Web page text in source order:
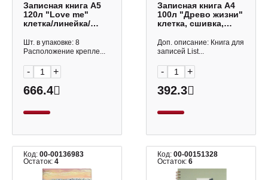
Записная книга А5
120л "Love me"
клетка/линейка/
тв.обл. 3-737/11
BrunoVisconti
Шт. в упаковке: 8
Расположение крепле...
- +
666.4
Записная книга А4
100л "Древо жизни"
клетка, сшивка,
рисунок КЗ41004347
Listoff
Доп. описание: Книга для
записей List...
- +
392.3
Код: 00-00136983
Остаток: 4
Код:00-00151328
Остаток:6